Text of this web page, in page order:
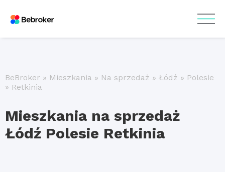
BeBroker » Mieszkania » Na sprzedaż » Łódź » Polesie
» Retkinia
Mieszkania na sprzedaż
Łódź Polesie Retkinia